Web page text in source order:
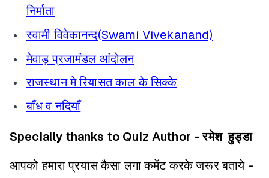
निर्माता
स्वामी विवेकानन्द(Swami Vivekanand)
मेवाड़ प्रजामंडल आंदोलन
राजस्थान मे रियासत काल के सिक्के
बाँध व नदियाँ
Specially thanks to Quiz Author - रमेश हुड्डा
आपको हमारा प्रयास कैसा लगा कमेंट करके जरूर बताये -